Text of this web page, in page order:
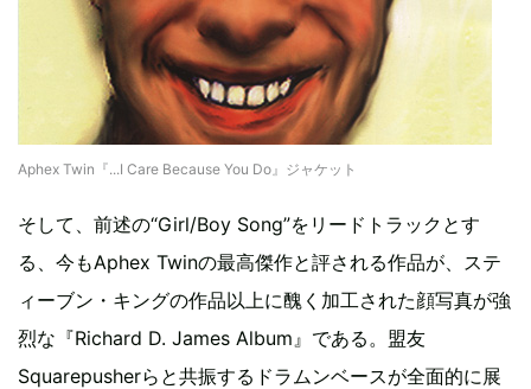
Aphex Twin『...I Care Because You Do』ジャケット
そして、前述の“Girl/Boy Song”をリードトラックとす
る、今もAphex Twinの最高傑作と評される作品が、ステ
ィーブン・キングの作品以上に醜く加工された顔写真が強
烈な『Richard D. James Album』である。盟友
Squarepusherらと共振するドラムンベースが全面的に展